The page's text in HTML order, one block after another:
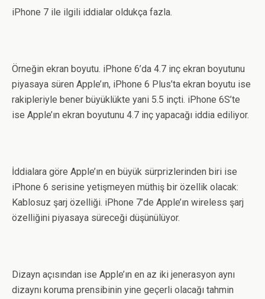
iPhone 7 ile ilgili iddialar oldukça fazla.
Örneğin ekran boyutu. iPhone 6’da 4.7 inç ekran boyutunu
piyasaya süren Apple’ın, iPhone 6 Plus’ta ekran boyutu ise
rakipleriyle bener büyüklükte yani 5.5 inçti. iPhone 6S’te
ise Apple’ın ekran boyutunu 4.7 inç yapacağı iddia ediliyor.
İddialara göre Apple’ın en büyük sürprizlerinden biri ise
iPhone 6 serisine yetişmeyen müthiş bir özellik olacak:
Kablosuz şarj özelliği. iPhone 7’de Apple’ın wireless şarj
özelliğini piyasaya süreceği düşünülüyor.
Dizayn açısından ise Apple’ın en az iki jenerasyon aynı
dizaynı koruma prensibinin yine geçerli olacağı tahmin